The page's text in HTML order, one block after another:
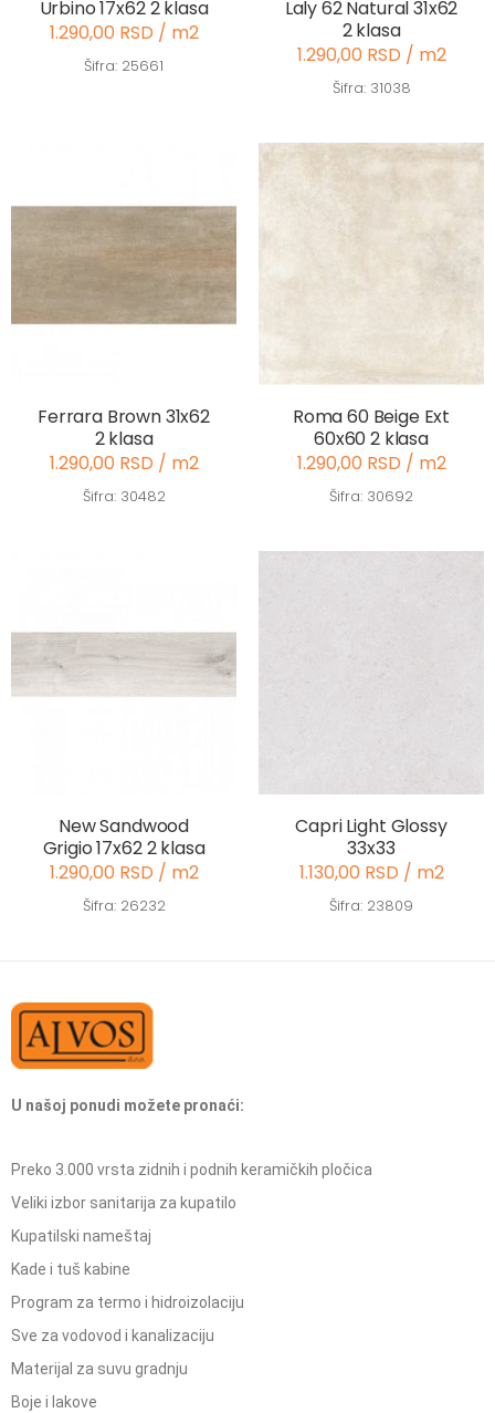
Urbino 17x62 2 klasa
1.290,00 RSD / m2
Šifra: 25661
Laly 62 Natural 31x62
2 klasa
1.290,00 RSD / m2
Šifra: 31038
Ferrara Brown 31x62
2 klasa
1.290,00 RSD / m2
Šifra: 30482
Roma 60 Beige Ext
60x60 2 klasa
1.290,00 RSD / m2
Šifra: 30692
New Sandwood
Grigio 17x62 2 klasa
1.290,00 RSD / m2
Šifra: 26232
Capri Light Glossy
33x33
1.130,00 RSD / m2
Šifra: 23809
U našoj ponudi možete pronaći:
Preko 3.000 vrsta zidnih i podnih keramičkih pločica
Veliki izbor sanitarija za kupatilo
Kupatilski nameštaj
Kade i tuš kabine
Program za termo i hidroizolaciju
Sve za vodovod i kanalizaciju
Materijal za suvu gradnju
Boje i lakove